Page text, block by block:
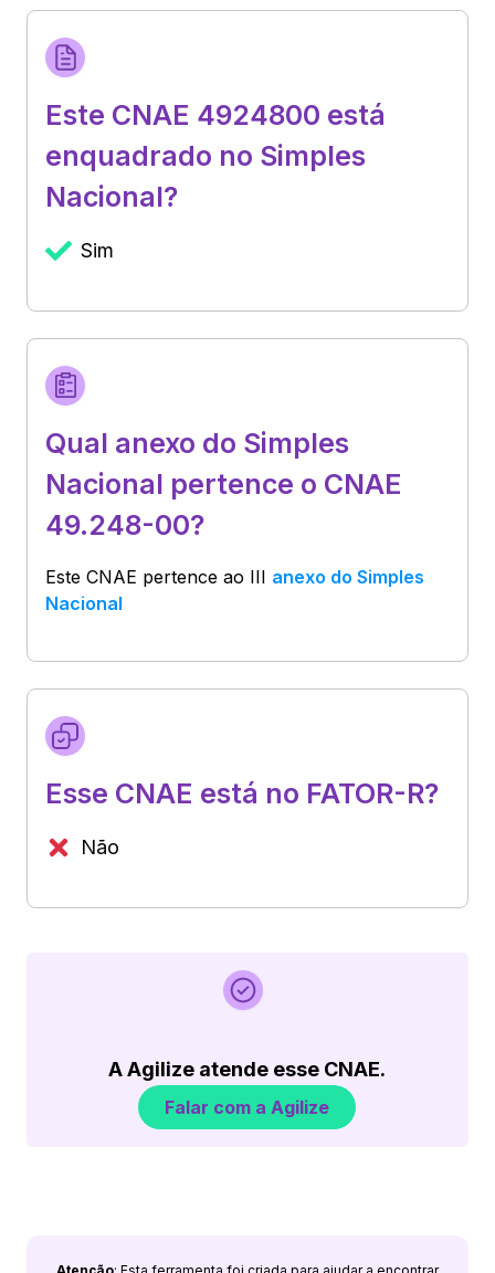
Este CNAE 4924800 está
enquadrado no Simples
Nacional?
Sim
Qual anexo do Simples
Nacional pertence o CNAE
49.248-00?
Este CNAE pertence ao III anexo do Simples
Nacional
Esse CNAE está no FATOR-R?
Não
A Agilize atende esse CNAE.
Falar com a Agilize